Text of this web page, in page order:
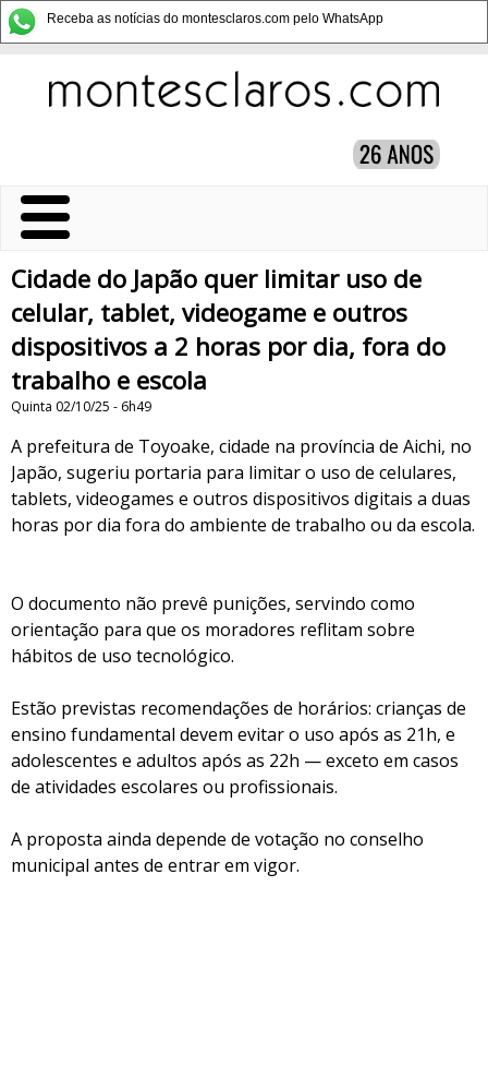
Receba as notícias do montesclaros.com pelo WhatsApp
Cidade do Japão quer limitar uso de
celular, tablet, videogame e outros
dispositivos a 2 horas por dia, fora do
trabalho e escola
Quinta 02/10/25 - 6h49
A prefeitura de Toyoake, cidade na província de Aichi, no
Japão, sugeriu portaria para limitar o uso de celulares,
tablets, videogames e outros dispositivos digitais a duas
horas por dia fora do ambiente de trabalho ou da escola.
O documento não prevê punições, servindo como
orientação para que os moradores reflitam sobre
hábitos de uso tecnológico.
Estão previstas recomendações de horários: crianças de
ensino fundamental devem evitar o uso após as 21h, e
adolescentes e adultos após as 22h — exceto em casos
de atividades escolares ou profissionais.
A proposta ainda depende de votação no conselho
municipal antes de entrar em vigor.